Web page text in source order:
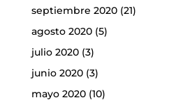
septiembre 2020(21)
agosto 2020(5)
julio 2020(3)
junio 2020(3)
mayo 2020(10)